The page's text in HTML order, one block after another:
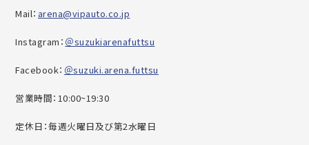
Mail： arena@vipauto.co.jp
Instagram： ＠suzukiarenafuttsu
Facebook： ＠suzuki.arena.futtsu
営業時間：10:00~19:30
定休日：毎週火曜日及び第2水曜日